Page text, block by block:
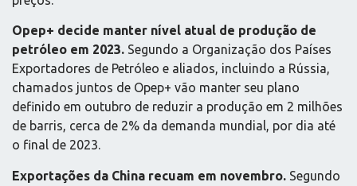
Opep+ decide manter nível atual de produção de
petróleo em 2023. Segundo a Organização dos Países
Exportadores de Petróleo e aliados, incluindo a Rússia,
chamados juntos de Opep+ vão manter seu plano
definido em outubro de reduzir a produção em 2 milhões
de barris, cerca de 2% da demanda mundial, por dia até
o final de 2023.
Exportações da China recuam em novembro. Segundo